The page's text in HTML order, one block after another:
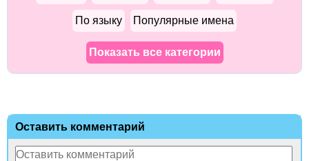
По языку Популярные имена
Показать все категории
Оставить комментарий